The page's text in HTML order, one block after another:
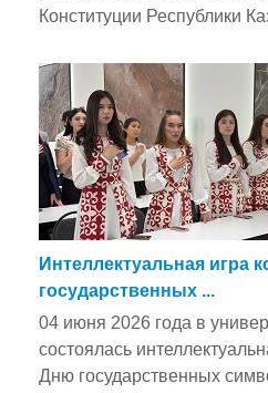
Конституции Республики
Интеллектуальная игра
государственных ...
04 июня 2026 года в
состоялась
Дню государственных